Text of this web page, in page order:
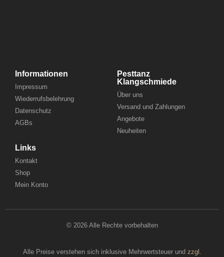
Informationen
Impressum
Wiederrufsbelehrung
Datenschutz
AGBs
Pesttanz
Klangschmiede
Über uns
Versand und Zahlungen
Angebote
Neuheiten
Links
Kontakt
Shop
Mein Konto
© 2026 Alle Rechte vorbehalten
Alle Preise verstehen sich inklusive Mehrwertsteuer und zzgl.